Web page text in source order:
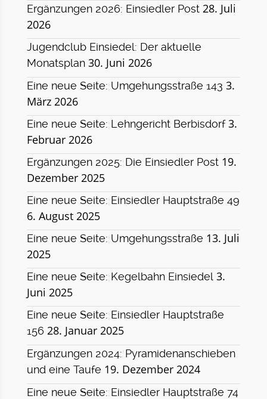
Ergänzungen 2026: Einsiedler Post 28. Juli
2026
Jugendclub Einsiedel: Der aktuelle
Monatsplan 30. Juni 2026
Eine neue Seite: Umgehungsstraße 143 3.
März 2026
Eine neue Seite: Lehngericht Berbisdorf 3.
Februar 2026
Ergänzungen 2025: Die Einsiedler Post 19.
Dezember 2025
Eine neue Seite: Einsiedler Hauptstraße 49
6. August 2025
Eine neue Seite: Umgehungsstraße 13. Juli
2025
Eine neue Seite: Kegelbahn Einsiedel 3.
Juni 2025
Eine neue Seite: Einsiedler Hauptstraße
156 28. Januar 2025
Ergänzungen 2024: Pyramidenanschieben
und eine Taufe 19. Dezember 2024
Eine neue Seite: Einsiedler Hauptstraße 74